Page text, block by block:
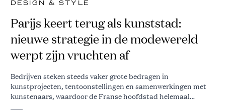
DESIGN & STYLE
Parijs keert terug als kunststad:
nieuwe strategie in de modewereld
werpt zijn vruchten af
Bedrijven steken steeds vaker grote bedragen in
kunstprojecten, tentoonstellingen en samenwerkingen met
kunstenaars, waardoor de Franse hoofdstad helemaal